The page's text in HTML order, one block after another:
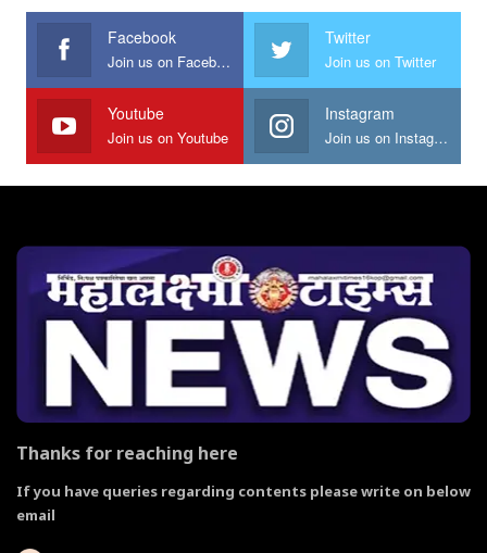
Facebook
Join us on Facebook
Twitter
Join us on Twitter
Youtube
Join us on Youtube
Instagram
Join us on Instagram
Thanks for reaching here
If you have queries regarding contents please write on below
email